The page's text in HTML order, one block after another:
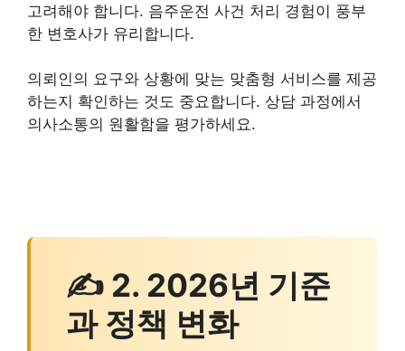
고려해야 합니다. 음주운전 사건 처리 경험이 풍부
한 변호사가 유리합니다.
의뢰인의 요구와 상황에 맞는 맞춤형 서비스를 제공
하는지 확인하는 것도 중요합니다. 상담 과정에서
의사소통의 원활함을 평가하세요.
✍ 2. 2026년 기준
과 정책 변화